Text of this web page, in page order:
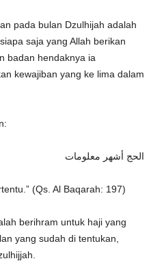
pada bulan Dzulhijah adalah
saja yang Allah berikan
badan hendaknya ia
kewajiban yang ke lima dalam
الحج أشهر معلومات
(Qs. Al Baqarah: 197)
berihram untuk haji yang
yang sudah di tentukan,